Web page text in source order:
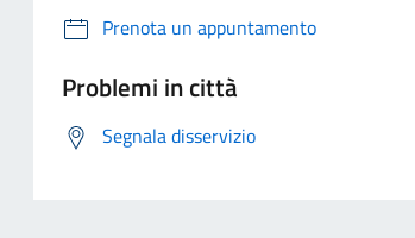
Prenota un appuntamento
Problemi in città
Segnala disservizio